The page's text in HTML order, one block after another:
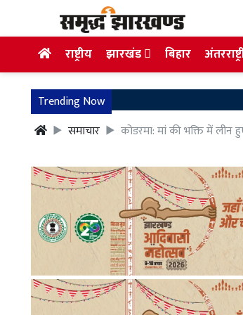
राष्ट्रीय झारखंड बिहार
Trending Now
समाचार
कोडरमा: मां की भक्ति में लीन